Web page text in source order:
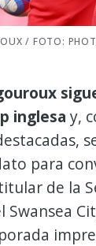
/ FOTO:
inglesa y,
para
de la
Swansea